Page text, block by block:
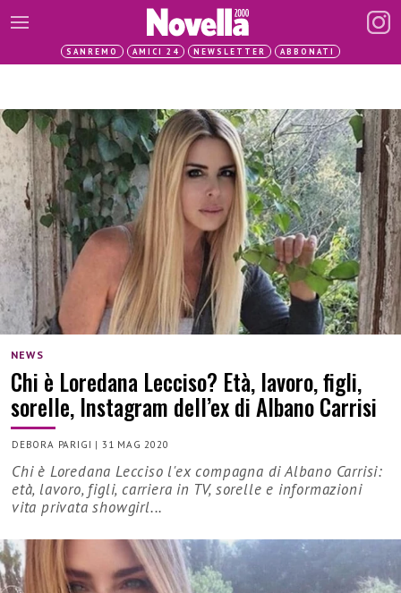
SANREMO AMICI 24 NEWSLETTER ABBONATI
NEWS
Chi è Loredana Lecciso? Età, lavoro, figli,
sorelle, Instagram dell’ex di Albano Carrisi
DEBORA PARIGI | 31 MAG 2020
Chi è Loredana Lecciso l'ex compagna di Albano Carrisi:
età, lavoro, figli, carriera in TV, sorelle e informazioni
vita privata showgirl...